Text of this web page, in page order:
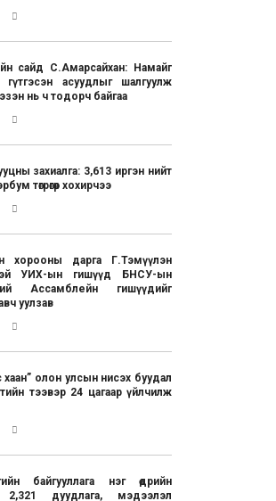
сайд С.Амарсайхан: Намайг
гүтгэсэн асуудлыг шалгуулж
нь ч тодорч байгаа
захиалга: 3,613 иргэн нийт
төгрөгөөр хохирчээ
хорооны дарга Г.Тэмүүлэн
УИХ-ын гишүүд БНСУ-ын
Ассамблейн гишүүдийг
уулзав
хаан” олон улсын нисэх буудал
тээвэр 24 цагаар үйлчилж
байгууллага нэг өдрийн
2,321 дуудлага, мэдээлэл